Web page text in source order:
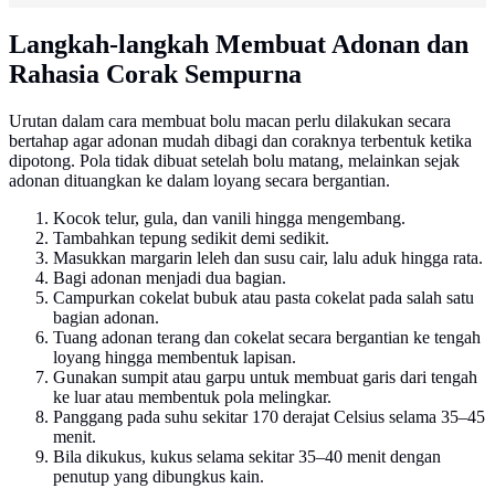
Langkah-langkah Membuat Adonan dan
Rahasia Corak Sempurna
Urutan dalam cara membuat bolu macan perlu dilakukan secara
bertahap agar adonan mudah dibagi dan coraknya terbentuk ketika
dipotong. Pola tidak dibuat setelah bolu matang, melainkan sejak
adonan dituangkan ke dalam loyang secara bergantian.
Kocok telur, gula, dan vanili hingga mengembang.
Tambahkan tepung sedikit demi sedikit.
Masukkan margarin leleh dan susu cair, lalu aduk hingga rata.
Bagi adonan menjadi dua bagian.
Campurkan cokelat bubuk atau pasta cokelat pada salah satu
bagian adonan.
Tuang adonan terang dan cokelat secara bergantian ke tengah
loyang hingga membentuk lapisan.
Gunakan sumpit atau garpu untuk membuat garis dari tengah
ke luar atau membentuk pola melingkar.
Panggang pada suhu sekitar 170 derajat Celsius selama 35–45
menit.
Bila dikukus, kukus selama sekitar 35–40 menit dengan
penutup yang dibungkus kain.